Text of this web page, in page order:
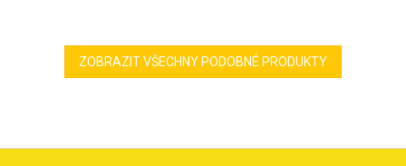
ZOBRAZIT VŠECHNY PODOBNÉ PRODUKTY
Z